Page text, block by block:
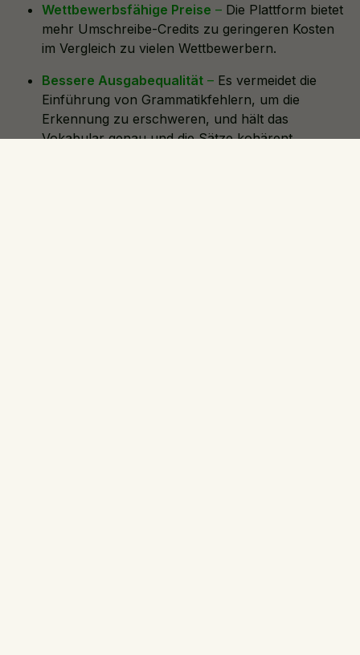
Wettbewerbsfähige Preise – Die Plattform bietet
mehr Umschreibe-Credits zu geringeren Kosten
im Vergleich zu vielen Wettbewerbern.
Bessere Ausgabequalität – Es vermeidet die
Einführung von Grammatikfehlern, um die
Erkennung zu erschweren, und hält das
Vokabular genau und die Sätze kohärent.